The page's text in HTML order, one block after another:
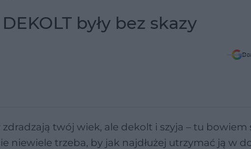
były bez skazy
twój wiek, ale dekolt i szyja – tu bowiem
niewiele trzeba, by jak najdłużej utrzymać ją w